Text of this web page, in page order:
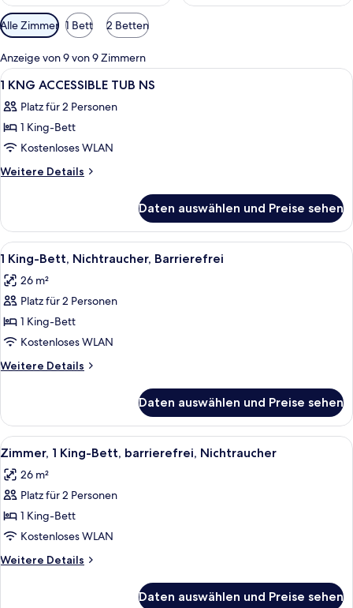
Verfügbare
Filter
für
Zimmer
Alle Zimmer 1 Bett 2 Betten
Anzeige von 9 von 9 Zimmern
Alle
Fotos
für
1
KNG
ACCESSIBLE
anzeigen
Ein Hotelzimmer mit Bett, Fernseher,
17
1 KNG ACCESSIBLE TUB NS
Platz für 2 Personen
1 King-Bett
Kostenloses WLAN
Weitere Details
Weitere
KNG
ACCESSIBLE
TUB
Daten auswählen und Preise sehen
Alle
Fotos
für
1 King-
Bett,
Nichtraucher,
Barrierefrei
anzeigen
Ein modernes Badezimmer mit
7
1 King-Bett, Nichtraucher, Barrierefrei
26 m²
Platz für 2 Personen
1 King-Bett
Kostenloses WLAN
Weitere Details
Weitere
Bett,
Nichtraucher,
Barrierefrei
Daten auswählen und Preise sehen
Alle
Fotos
für
Zimmer,
1 King-
Bett,
barrierefrei,
Nichtraucher
Ein modernes Badezimmer mit
7
Zimmer, 1 King-Bett, barrierefrei, Nichtraucher
26 m²
Platz für 2 Personen
1 King-Bett
Kostenloses WLAN
Weitere Details
Weitere
Daten auswählen und Preise sehen